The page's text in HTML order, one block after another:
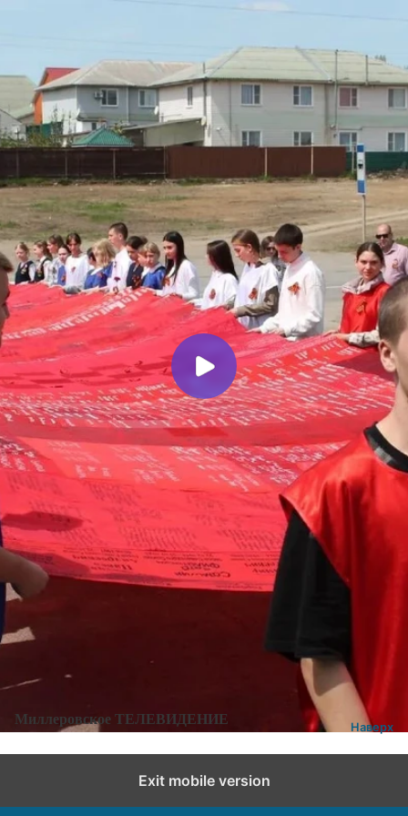
Наследники Великой Победы.
«Первые» Миллеровского
района приняли участие в
памятных мероприятиях
Миллеровское ТВ 3 месяца назад
Категории: Новости,Новости города и района
Миллеровское ТЕЛЕВИДЕНИЕ Наверх
Exit mobile version